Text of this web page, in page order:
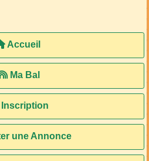
Accueil
Ma Bal
une Annonce